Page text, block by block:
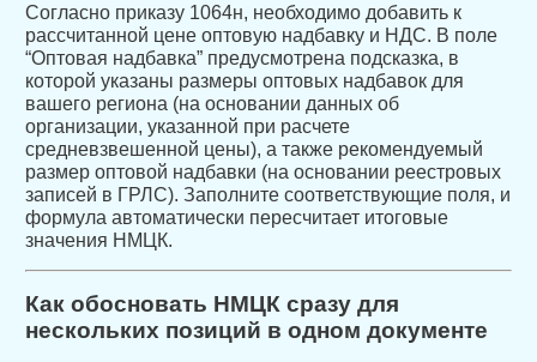
Согласно приказу 1064н, необходимо добавить к
рассчитанной цене оптовую надбавку и НДС. В поле
“Оптовая надбавка” предусмотрена подсказка, в
которой указаны размеры оптовых надбавок для
вашего региона (на основании данных об
организации, указанной при расчете
средневзвешенной цены), а также рекомендуемый
размер оптовой надбавки (на основании реестровых
записей в ГРЛС). Заполните соответствующие поля, и
формула автоматически пересчитает итоговые
значения НМЦК.
Как обосновать НМЦК сразу для
нескольких позиций в одном документе